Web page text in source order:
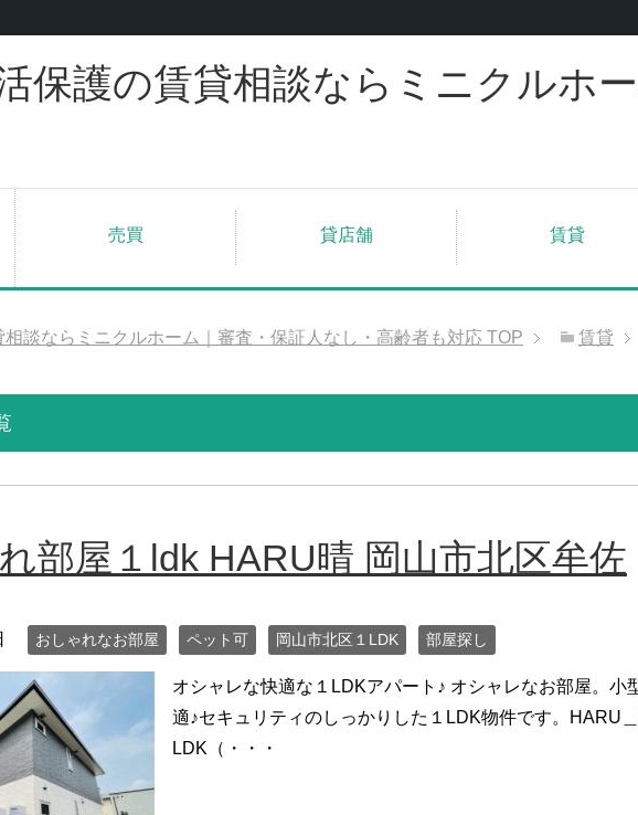
保護の賃貸相談ならミニクルホ
売買 貸店舗 賃貸
談ならミニクルホーム｜審査・保証人なし・高齢者も対応 TOP 賃貸
部屋１ldk HARU晴 岡山市北区牟佐
おしゃれなお部屋 ペット可 岡山市北区１LDK 部屋探し
オシャレな快適な１LDKアパート♪ オシャレなお部屋。
適♪セキュリティのしっかりした１LDK物件です。HARU
LDK（・・・